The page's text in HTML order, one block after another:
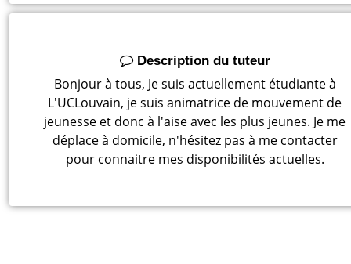
Description du tuteur
Bonjour à tous, Je suis actuellement étudiante à
L'UCLouvain, je suis animatrice de mouvement de
jeunesse et donc à l'aise avec les plus jeunes. Je me
déplace à domicile, n'hésitez pas à me contacter
pour connaitre mes disponibilités actuelles.